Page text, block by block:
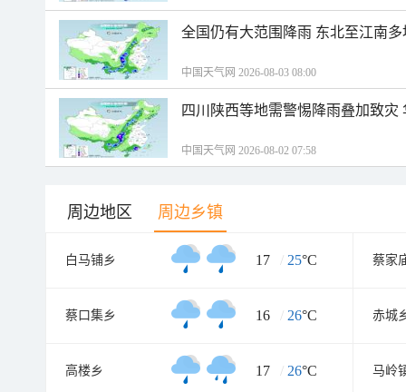
全国仍有大范围降雨 东北至江南
中国天气网 2026-08-03 08:00
四川陕西等地需警惕降雨叠加致
中国天气网 2026-08-02 07:58
周边地区 周边乡镇
白马铺乡 17 / 25°C 蔡家
蔡口集乡 16 / 26°C 赤城
高楼乡 17 / 26°C 马岭